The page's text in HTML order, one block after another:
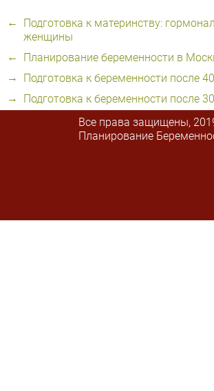
Подготовка к материнству:
женщины
Планирование беременности в
Подготовка к беременности после 40
Подготовка к беременности после 30
Все права защищены,
Планирование